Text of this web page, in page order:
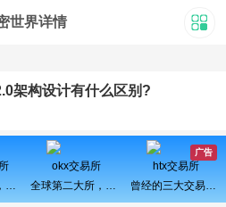
世界详情
架构设计有什么区别?
广告
全球第一大所，新用户注册可得100USDT奖励
okx交易所
全球第二大所，新用户拆盲盒100%中奖，最高价值60000元
htx交易所
曾经的三大交易所之一、近期空投活动较多，力争重回巅峰